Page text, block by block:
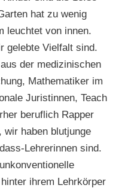
hat zu wenig
leuchtet von innen.
gelebte Vielfalt sind.
der medizinischen
Mathematiker im
Juristinnen, Teach
beruflich Rapper
wir haben blutjunge
Lehrerinnen sind.
ihrem Lehrkörper